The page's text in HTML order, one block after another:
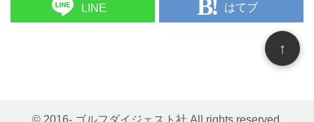
LINE はてブ
↑